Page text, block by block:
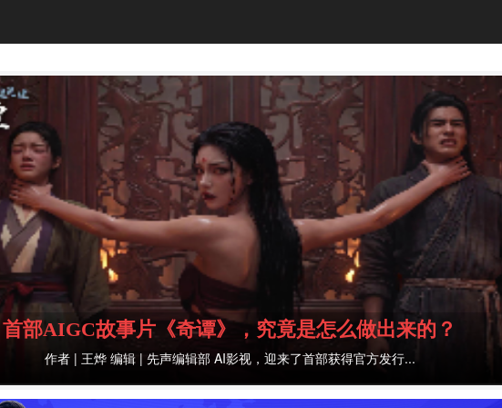
我国科研团队，月壤新发现！